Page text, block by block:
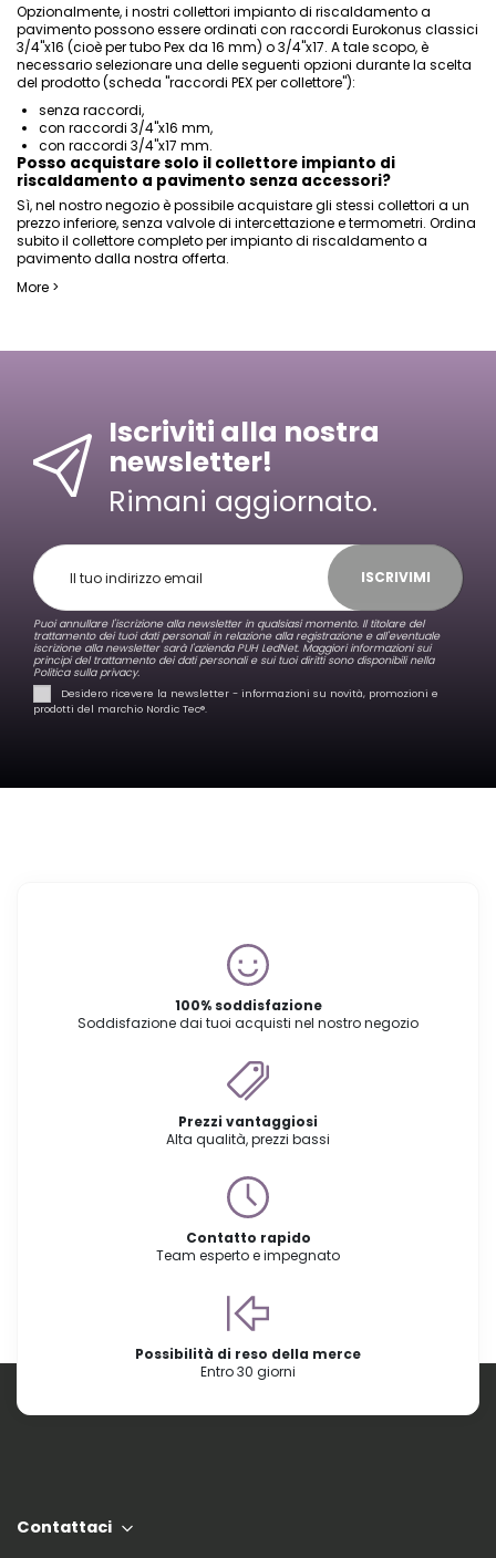
Opzionalmente, i nostri collettori impianto di riscaldamento a
pavimento possono essere ordinati con raccordi Eurokonus classici
3/4"x16 (cioè per tubo Pex da 16 mm) o 3/4"x17. A tale scopo, è
necessario selezionare una delle seguenti opzioni durante la scelta
del prodotto (scheda "raccordi PEX per collettore"):
senza raccordi,
con raccordi 3/4"x16 mm,
con raccordi 3/4"x17 mm.
Posso acquistare solo il collettore impianto di
riscaldamento a pavimento senza accessori?
Sì, nel nostro negozio è possibile acquistare gli stessi collettori a un
prezzo inferiore, senza valvole di intercettazione e termometri. Ordina
subito il collettore completo per impianto di riscaldamento a
pavimento dalla nostra offerta.
More >
Iscriviti alla nostra
newsletter!
Rimani aggiornato.
ISCRIVIMI
Puoi annullare l'iscrizione alla newsletter in qualsiasi momento. Il titolare del
trattamento dei tuoi dati personali in relazione alla registrazione e all'eventuale
iscrizione alla newsletter sarà l'azienda PUH LedNet. Maggiori informazioni sui
principi del trattamento dei dati personali e sui tuoi diritti sono disponibili nella
Politica sulla privacy.
Desidero ricevere la newsletter - informazioni su novità, promozioni e
prodotti del marchio Nordic Tec®️.
100% soddisfazione
Soddisfazione dai tuoi acquisti nel nostro negozio
Prezzi vantaggiosi
Alta qualità, prezzi bassi
Contatto rapido
Team esperto e impegnato
Possibilità di reso della merce
Entro 30 giorni
Contattaci